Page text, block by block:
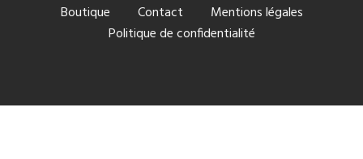
Boutique Contact
Mentions légales
Politique de confidentialité